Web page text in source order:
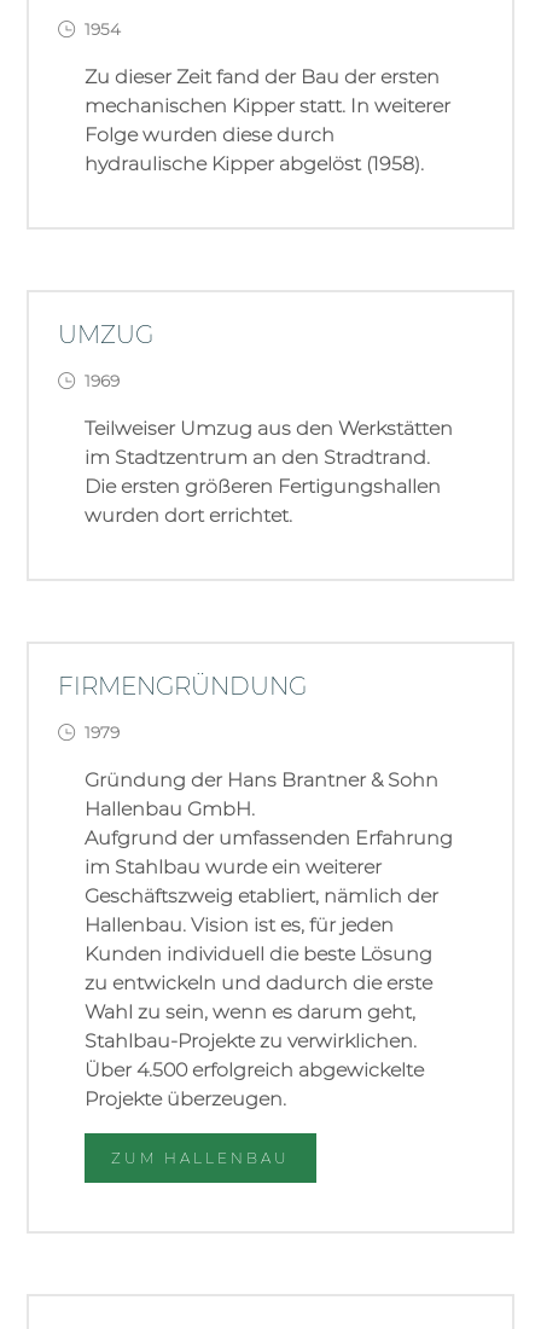
1954
Zu dieser Zeit fand der Bau der ersten
mechanischen Kipper statt. In weiterer
Folge wurden diese durch
hydraulische Kipper abgelöst (1958).
UMZUG
1969
Teilweiser Umzug aus den Werkstätten
im Stadtzentrum an den Stradtrand.
Die ersten größeren Fertigungshallen
wurden dort errichtet.
FIRMENGRÜNDUNG
1979
Gründung der Hans Brantner & Sohn
Hallenbau GmbH.
Aufgrund der umfassenden Erfahrung
im Stahlbau wurde ein weiterer
Geschäftszweig etabliert, nämlich der
Hallenbau. Vision ist es, für jeden
Kunden individuell die beste Lösung
zu entwickeln und dadurch die erste
Wahl zu sein, wenn es darum geht,
Stahlbau-Projekte zu verwirklichen.
Über 4.500 erfolgreich abgewickelte
Projekte überzeugen.
ZUM HALLENBAU